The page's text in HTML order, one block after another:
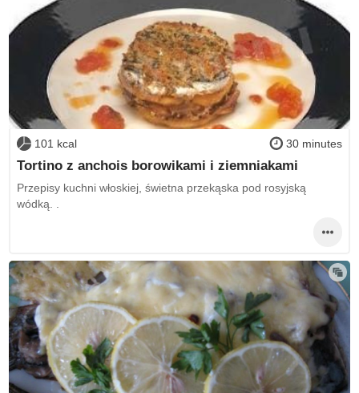
101 kcal 30 minutes
Tortino z anchois borowikami i ziemniakami
Przepisy kuchni włoskiej, świetna przekąska pod rosyjską
wódką. .